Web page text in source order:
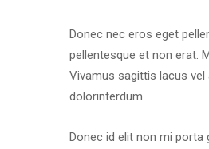
Donec nec eros eget
pellentesque et non erat.
Vivamus sagittis lacus
dolorinterdum.
Donec id elit non mi porta